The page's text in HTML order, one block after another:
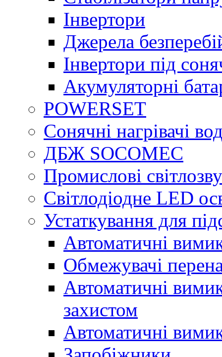
Інвертори
Джерела
Інвертори під
Акумуляторні
POWERSET
Сонячні нагрівачі
ДБЖ SOCOMEC
Промислові
Світлодіодне LED
Устаткування для
Автоматичні
Обмежувачі
Автоматичні
захистом
Автоматичні